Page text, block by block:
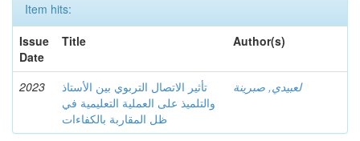
Item hits:
Issue
Date
Title Author(s)
2023
تأثير الاتصال التربوي بين الأستاذ
والتلميذ على العملية التعليمية في
ظل المقاربة بالكفاءات
لعبيدي, صبرينة